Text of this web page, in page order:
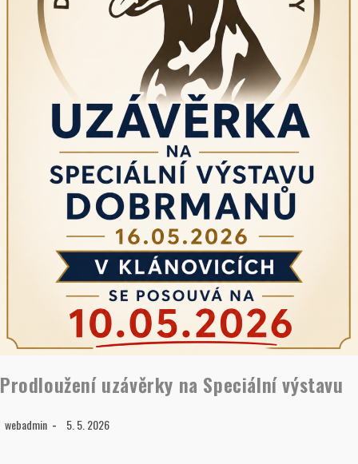
Prodloužení uzávěrky na Speciální výstavu
webadmin 5. 5. 2026